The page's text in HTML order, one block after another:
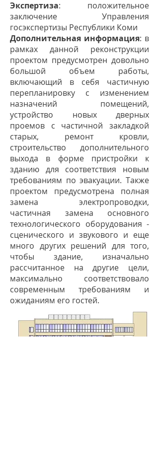
Экспертиза: положительное
заключение Управления
госэкспертизы Республики Коми
Дополнительная информация: в
рамках данной реконструкции
проектом предусмотрен довольно
большой объем работы,
включающий в себя частичную
перепланировку с изменением
назначений помещений,
устройство новых дверных
проемов с частичной закладкой
старых, ремонт кровли,
строительство дополнительного
выхода в форме пристройки к
зданию для соответствия новым
требованиям по эвакуации. Также
проектом предусмотрена полная
замена электропроводки,
частичная замена основного
технологического оборудования -
сценического и звукового и еще
много других решений для того,
чтобы здание, изначально
рассчитанное на другие цели,
максимально соответствовало
современным требованиям и
ожиданиям его гостей.